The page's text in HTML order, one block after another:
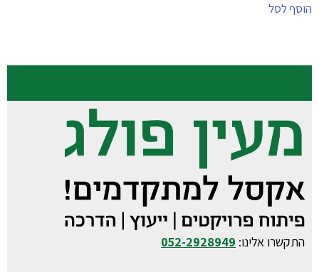
הוסף לסל
התקשרו אלינו: 052-2928949